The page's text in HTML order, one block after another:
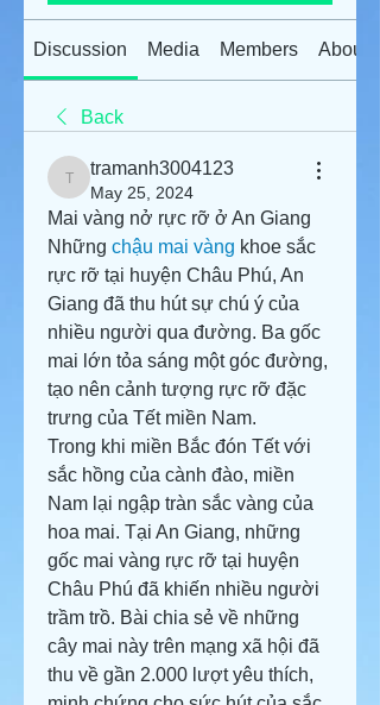
Discussion Media Members About
Back
tramanh3004123
tramanh3004123
May 25, 2024
Mai vàng nở rực rỡ ở An Giang
Những chậu mai vàng khoe sắc
rực rỡ tại huyện Châu Phú, An
Giang đã thu hút sự chú ý của
nhiều người qua đường. Ba gốc
mai lớn tỏa sáng một góc đường,
tạo nên cảnh tượng rực rỡ đặc
trưng của Tết miền Nam.
Trong khi miền Bắc đón Tết với
sắc hồng của cành đào, miền
Nam lại ngập tràn sắc vàng của
hoa mai. Tại An Giang, những
gốc mai vàng rực rỡ tại huyện
Châu Phú đã khiến nhiều người
trầm trồ. Bài chia sẻ về những
cây mai này trên mạng xã hội đã
thu về gần 2.000 lượt yêu thích,